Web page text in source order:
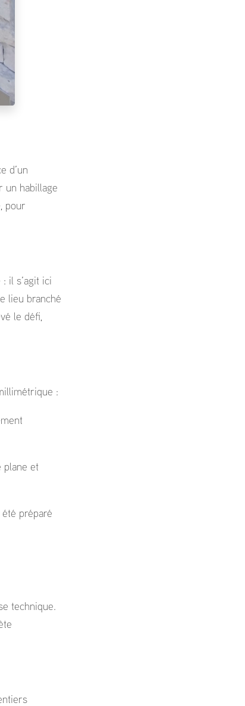
d’un
un habillage
pour
il s’agit ici
lieu branché
le défi,
:
plane et
préparé
technique.